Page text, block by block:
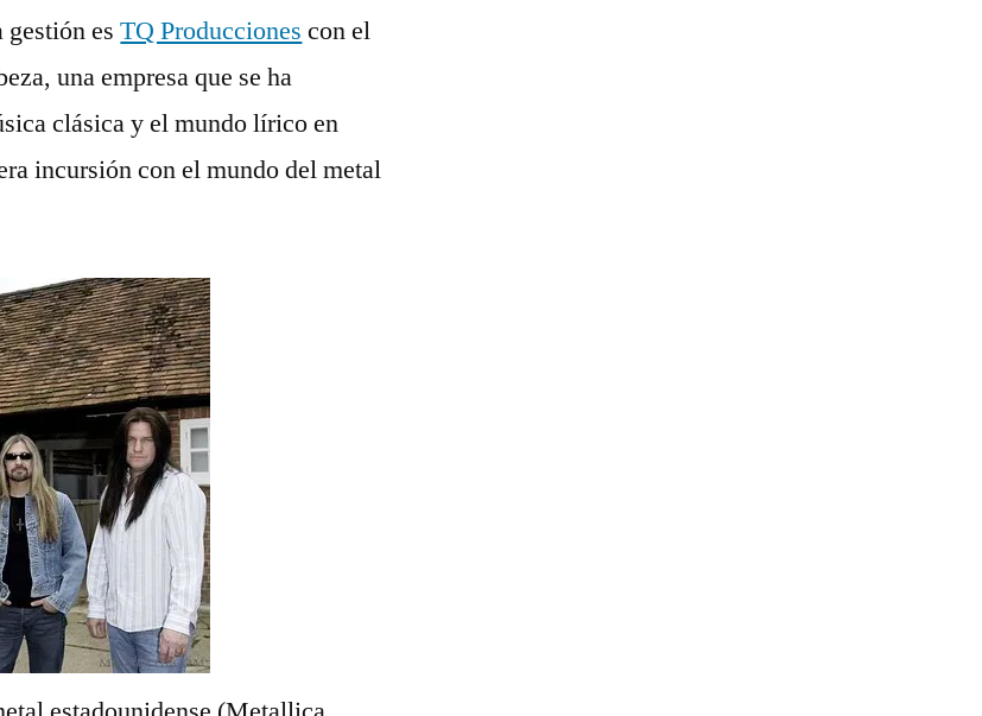
Confirmado!
gestión esTQ Producciones con el
una empresa que se ha
clásica y el mundo lí­rico en
incursión con el mundo del metal